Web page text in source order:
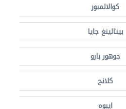
كوالالمبور
بيتالينغ جايا
جوهور بارو
كلانج
ايبوه